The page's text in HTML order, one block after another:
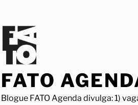
FATO
Blogue FATO Agenda divulga: 1)